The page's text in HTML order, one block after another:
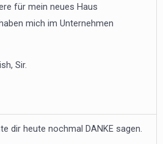
für mein neues Haus
mich im Unternehmen
Sir.
dir heute nochmal DANKE sagen.